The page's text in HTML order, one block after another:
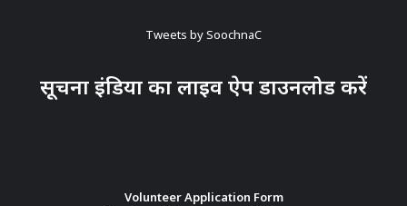
Tweets by SoochnaC
सूचना इंडिया का लाइव ऐप डाउनलोड करें
Volunteer Application Form